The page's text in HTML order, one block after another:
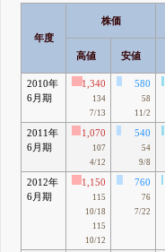
年度
株価
高値 安値
2010年
6月期
1,340
134
7/13
580
58
11/2
2011年
6月期
1,070
107
4/12
540
54
9/8
2012年
6月期
1,150
115
10/18
115
10/12
760
76
7/22